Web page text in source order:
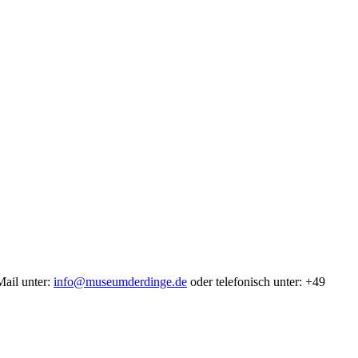
unter: info@museumderdinge.de oder telefonisch unter: +49